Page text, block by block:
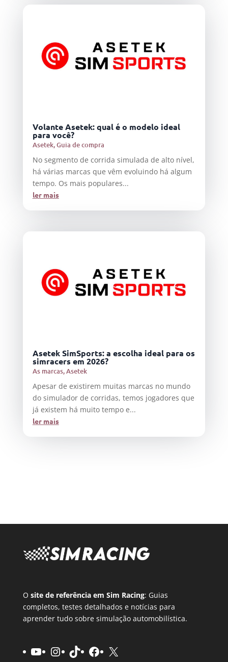
Volante Asetek: qual é o modelo ideal
para você?
Asetek,Guia de compra
No segmento de corrida simulada de alto nível,
há várias marcas que vêm evoluindo há algum
tempo. Os mais populares...
ler mais
Asetek SimSports: a escolha ideal para os
simracers em 2026?
As marcas,Asetek
Apesar de existirem muitas marcas no mundo
do simulador de corridas, temos jogadores que
já existem há muito tempo e...
ler mais
O site de referência em Sim Racing: Guias
completos, testes detalhados e notícias para
aprender tudo sobre simulação automobilística.
Youtube
Instagram
TikTokFacebook
X